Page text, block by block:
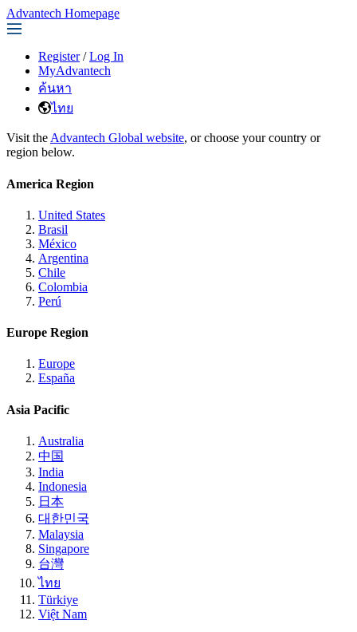
Advantech Homepage
Register / Log In
MyAdvantech
ค้นหา
ไทย
Visit the Advantech Global website, or choose your country or
region below.
America Region
United States
Brasil
México
Argentina
Chile
Colombia
Perú
Europe Region
Europe
España
Asia Pacific
Australia
中国
India
Indonesia
日本
대한민국
Malaysia
Singapore
台灣
ไทย
Türkiye
Việt Nam